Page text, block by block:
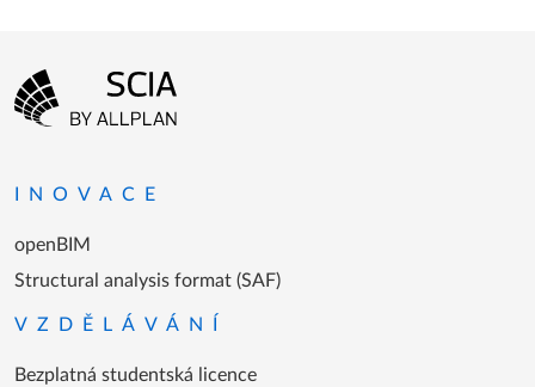
Menu patičky
INOVACE
openBIM
Structural analysis format (SAF)
VZDĚLÁVÁNÍ
Bezplatná studentská licence